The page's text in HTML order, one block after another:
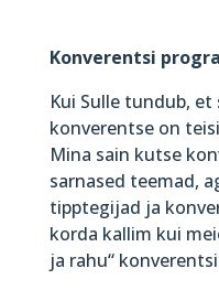
Konverentsi
Kui Sulle tundub, et
konverentse on
Mina sain kutse
sarnased teemad,
tipptegijad ja
korda kallim kui
ja rahu“